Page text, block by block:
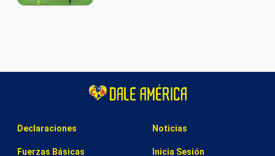
Declaraciones
Fuerzas Básicas
Noticias
Inicia Sesión